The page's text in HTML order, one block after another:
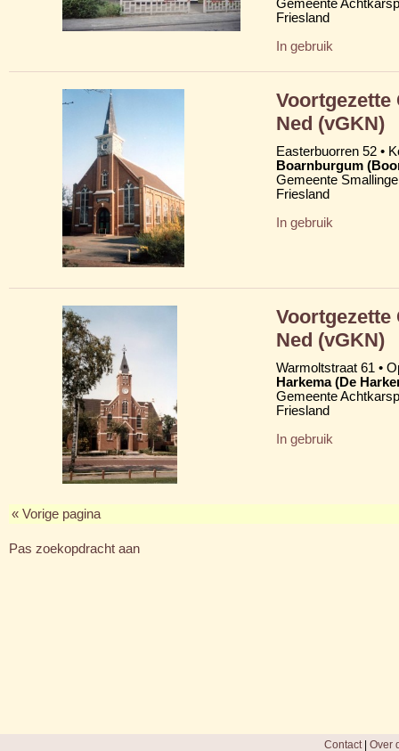
Gemeente
Friesland
In gebruik
Ned (vGKN)
Easterbuorren 52 •
Boarnburgum
Gemeente
Friesland
In gebruik
Ned (vGKN)
Warmoltstraat 61 •
Harkema (De
Gemeente
Friesland
In gebruik
« Vorige pagina
Pas zoekopdracht aan
Contact| Over